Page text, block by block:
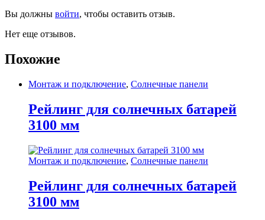
Вы должны войти, чтобы оставить отзыв.
Нет еще отзывов.
Похожие
Монтаж и подключение, Солнечные панели
Рейлинг для солнечных батарей
3100 мм
Монтаж и подключение, Солнечные панели
Рейлинг для солнечных батарей
3100 мм